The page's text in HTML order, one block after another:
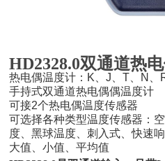
HD2328.0双通道热
热电偶温度计：K、J、T、N、
手持式双通道热电偶偶温度计
可接2个热电偶温度传感器
可选择各种类型温度传感器：
度、黑球温度、刺入式、快速
大值、小值、平均值